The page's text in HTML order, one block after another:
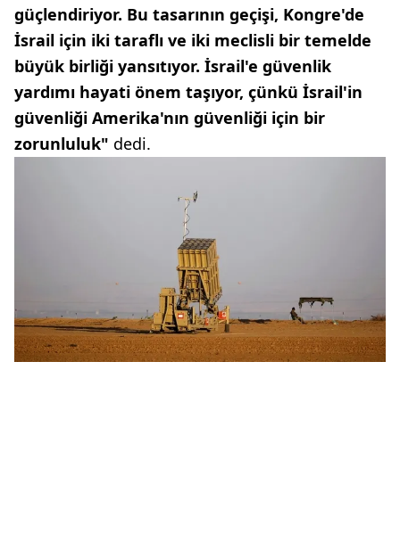
güçlendiriyor. Bu tasarının geçişi, Kongre'de
İsrail için iki taraflı ve iki meclisli bir temelde
büyük birliği yansıtıyor. İsrail'e güvenlik
yardımı hayati önem taşıyor, çünkü İsrail'in
güvenliği Amerika'nın güvenliği için bir
zorunluluk" dedi.